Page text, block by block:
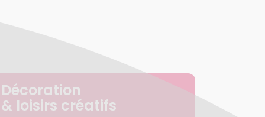
Décoration
& loisirs créatifs